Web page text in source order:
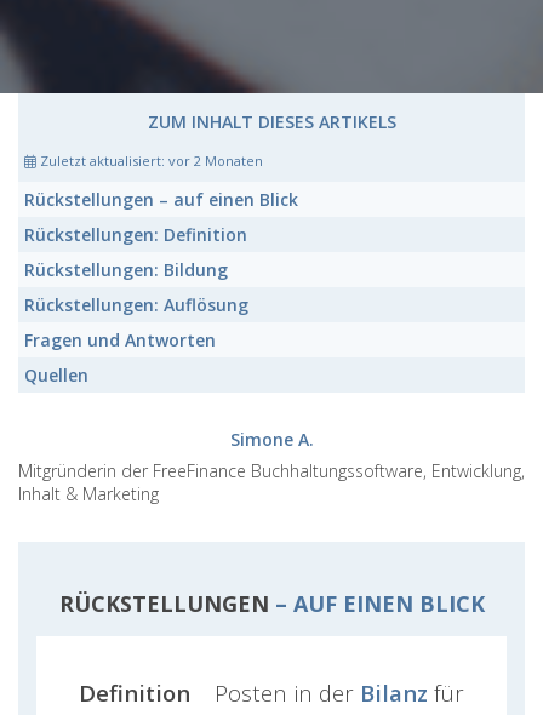
ZUM INHALT DIESES ARTIKELS
Zuletzt aktualisiert: vor 2 Monaten
Rückstellungen – auf einen Blick
Rückstellungen: Definition
Rückstellungen: Bildung
Rückstellungen: Auflösung
Fragen und Antworten
Quellen
Simone A.
Mitgründerin der FreeFinance Buchhaltungssoftware, Entwicklung,
Inhalt & Marketing
RÜCKSTELLUNGEN – AUF EINEN BLICK
Definition Posten in der Bilanz für